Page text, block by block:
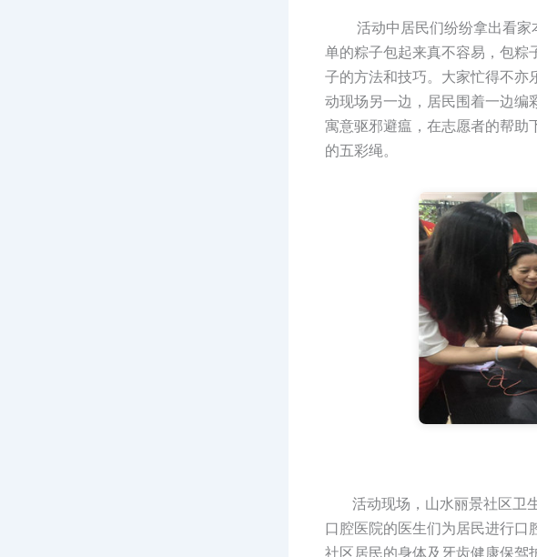
活动中居民们纷纷拿出看家
单的粽子包起来真不容易，包粽
子的方法和技巧。大家忙得不亦
动现场另一边，居民围着一边编
寓意驱邪避瘟，在志愿者的帮助
的五彩绳。
活动现场，山水丽景社区卫
口腔医院的医生们为居民进行口
社区居民的身体及牙齿健康保驾